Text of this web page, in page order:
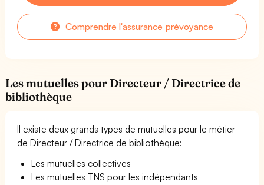
Comprendre l'assurance prévoyance
Les mutuelles pour Directeur / Directrice de
bibliothèque
Il existe deux grands types de mutuelles pour le métier
de Directeur / Directrice de bibliothèque:
Les mutuelles collectives
Les mutuelles TNS pour les indépendants